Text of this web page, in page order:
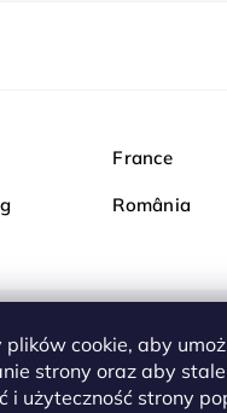
cookie, aby
strony oraz aby
i użyteczność strony
France
România